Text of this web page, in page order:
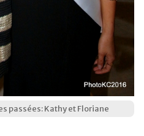
passées: Kathy et Floriane